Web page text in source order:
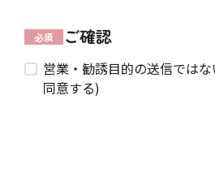
必須 ご確認
営業・勧誘目的の送信では
同意する)